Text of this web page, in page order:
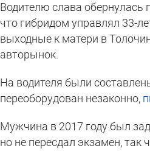
Водителю слава обернулась
что гибридом управлял 33-
выходные к матери в
авторынок.
На водителя были
переоборудован незаконно,
Мужчина в 2017 году был
но не пересдал экзамен,